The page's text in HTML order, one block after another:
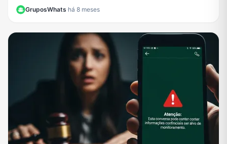
GruposWhats·há 8 meses